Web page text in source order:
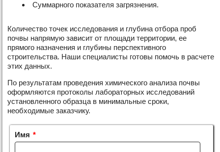
Суммарного показателя загрязнения.
Количество точек исследования и глубина отбора проб
почвы напрямую зависит от площади территории, ее
прямого назначения и глубины перспективного
строительства. Наши специалисты готовы помочь в расчете
этих данных.
По результатам проведения химического анализа почвы
оформляются протоколы лабораторных исследований
установленного образца в минимальные сроки,
необходимые заказчику.
Имя *